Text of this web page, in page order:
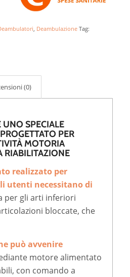
Deambulazione Tag:
(0)
SPECIALE
PER
MOTORIA
RIABILITAZIONE
realizzato per
utenti necessitano di
per gli arti inferiori
bloccate, che
può avvenire
motore alimentato
con comando a